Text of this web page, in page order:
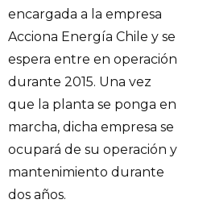
encargada a la empresa
Acciona Energía Chile y se
espera entre en operación
durante 2015. Una vez
que la planta se ponga en
marcha, dicha empresa se
ocupará de su operación y
mantenimiento durante
dos años.